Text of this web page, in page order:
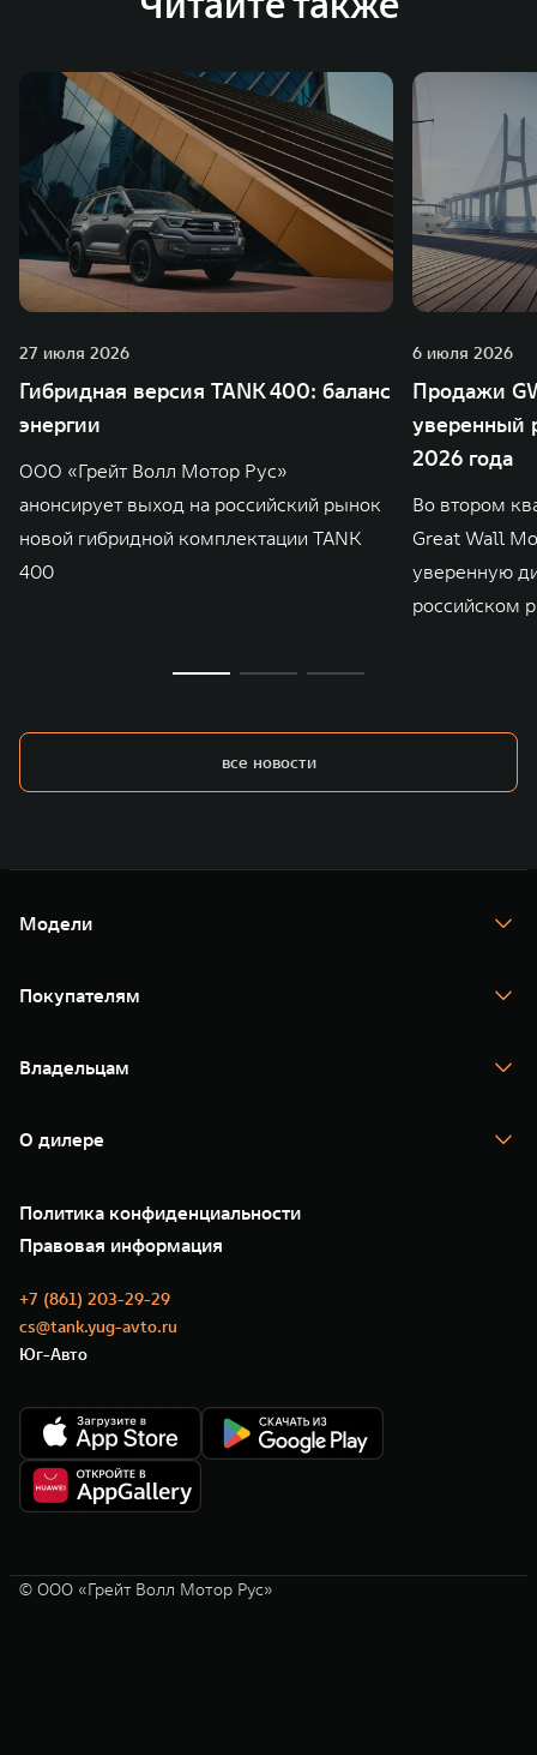
27 июля 2026
Гибридная версия TANK 400: баланс
энергии
ООО «Грейт Волл Мотор Рус»
анонсирует выход на российский рынок
новой гибридной комплектации TANK
400
6 июля 2026
Продажи
уверенный
2026 года
Во втором
Great Wall
уверенную
российском
все новости
Модели
TANK 400
TANK 500
Покупателям
Тест-драйв
TANK Финансы
Корпоративным клиентам
Зарядные станции
Владельцам
Помощь на дороге
Новые цифровые сервисы TANK
Сервис
Нулевое ТО
Моторные масла
О дилере
35 лет GWM
GWM ТЕХ ДЕНЬ
Новости
Политика конфиденциальности
Правовая информация
+7 (861) 203-29-29
cs@tank.yug-avto.ru
Юг-Авто
© ООО «Грейт Волл Мотор Рус»